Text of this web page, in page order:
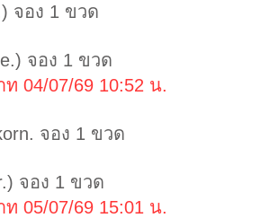
จอง 1 ขวด
จอง 1 ขวด
04/07/69 10:52 น.
จอง 1 ขวด
จอง 1 ขวด
05/07/69 15:01 น.